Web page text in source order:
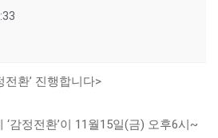
전환’ 진행합니다>
감정전환’이 11월15일(금) 오후6시~